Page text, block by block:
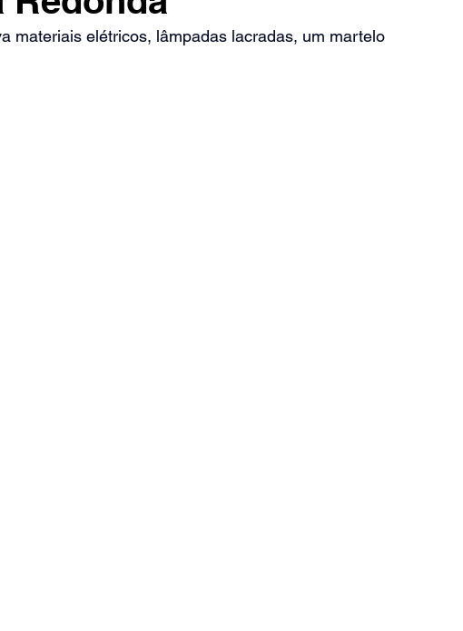
materiais elétricos, lâmpadas lacradas, um martelo